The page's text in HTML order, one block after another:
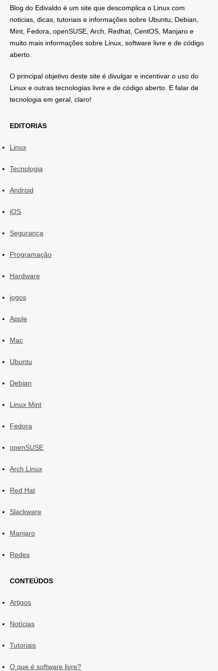
Blog do Edivaldo é um site que descomplica o Linux com
noticias, dicas, tutoriais e informações sobre Ubuntu, Debian,
Mint, Fedora, openSUSE, Arch, Redhat, CentOS, Manjaro e
muito mais informações sobre Linux, software livre e de código
aberto.
O principal objetivo deste site é divulgar e incentivar o uso do
Linux e outras tecnologias livre e de código aberto. E falar de
tecnologia em geral, claro!
EDITORIAS
Linux
Tecnologia
Android
iOS
Segurança
Programação
Hardware
jogos
Apple
Mac
Ubuntu
Debian
Linux Mint
Fedora
openSUSE
Arch Linux
Red Hat
Slackware
Manjaro
Redes
CONTEÚDOS
Artigos
Notícias
Tutoriais
O que é software livre?